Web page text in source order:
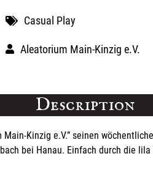
Casual Play
Aleatorium Main-Kinzig e.V.
Description
Kinzig e.V.” seinen
bei Hanau. Einfach durch die